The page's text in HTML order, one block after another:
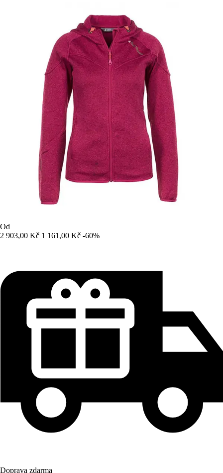
Od
2 903,00 Kč 1 161,00 Kč -60%
Doprava zdarma